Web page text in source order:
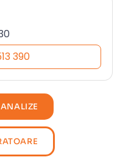
390
ANALIZE